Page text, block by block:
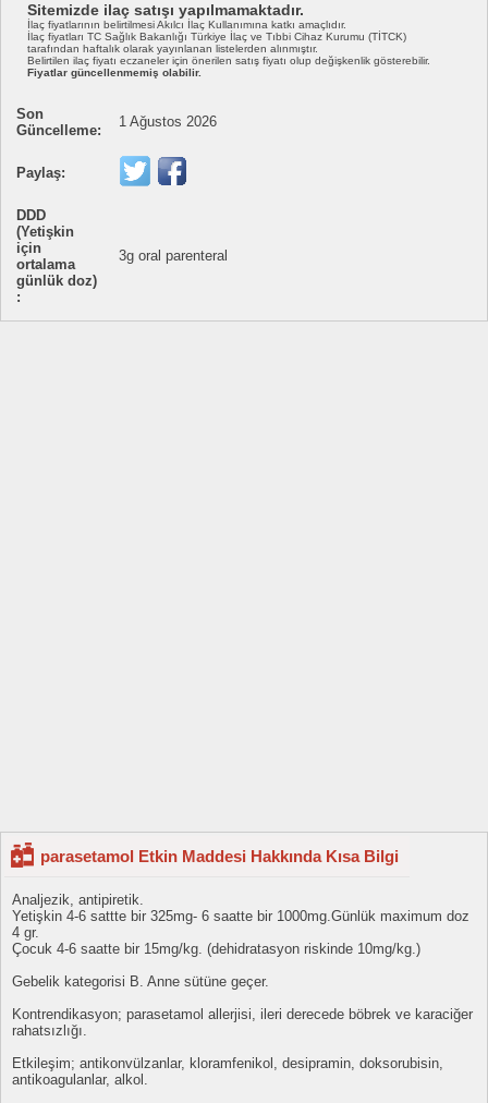
Sitemizde ilaç satışı yapılmamaktadır.
İlaç fiyatlarının belirtilmesi Akılcı İlaç Kullanımına katkı amaçlıdır.
İlaç fiyatları TC Sağlık Bakanlığı Türkiye İlaç ve Tıbbi Cihaz Kurumu (TİTCK)
tarafından haftalık olarak yayınlanan listelerden alınmıştır.
Belirtilen ilaç fiyatı eczaneler için önerilen satış fiyatı olup değişkenlik gösterebilir.
Fiyatlar güncellenmemiş olabilir.
Son
Güncelleme:
1 Ağustos 2026
Paylaş:
DDD
(Yetişkin
için
ortalama
günlük doz)
:
3g oral parenteral
parasetamol Etkin Maddesi Hakkında Kısa Bilgi
Analjezik, antipiretik.
Yetişkin 4-6 sattte bir 325mg- 6 saatte bir 1000mg.Günlük maximum doz
4 gr.
Çocuk 4-6 saatte bir 15mg/kg. (dehidratasyon riskinde 10mg/kg.)
Gebelik kategorisi B. Anne sütüne geçer.
Kontrendikasyon; parasetamol allerjisi, ileri derecede böbrek ve karaciğer
rahatsızlığı.
Etkileşim; antikonvülzanlar, kloramfenikol, desipramin, doksorubisin,
antikoagulanlar, alkol.